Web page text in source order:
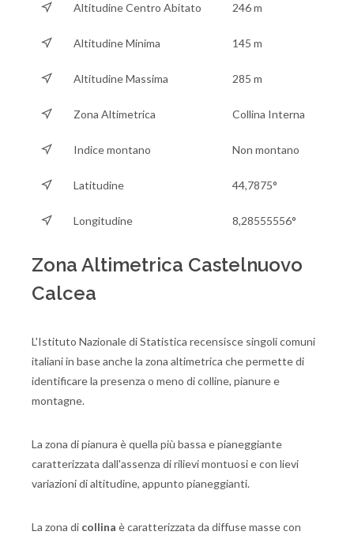
Altitudine Centro Abitato 246 m
Altitudine Minima 145 m
Altitudine Massima 285 m
Zona Altimetrica Collina Interna
Indice montano Non montano
Latitudine 44,7875°
Longitudine 8,28555556°
Zona Altimetrica Castelnuovo
Calcea
L'Istituto Nazionale di Statistica recensisce singoli comuni
italiani in base anche la zona altimetrica che permette di
identificare la presenza o meno di colline, pianure e
montagne.
La zona di pianura è quella più bassa e pianeggiante
caratterizzata dall'assenza di rilievi montuosi e con lievi
variazioni di altitudine, appunto pianeggianti.
La zona di collina è caratterizzata da diffuse masse con